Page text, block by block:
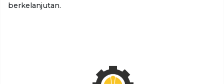
berkelanjutan.